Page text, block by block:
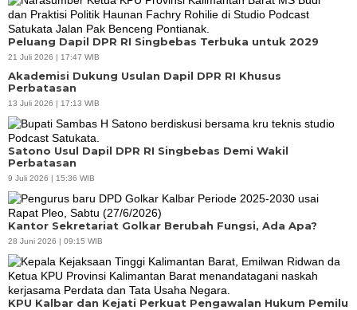
Peluang Dapil DPR RI Singbebas Terbuka untuk 2029
21 Juli 2026 | 17:47 WIB
Akademisi Dukung Usulan Dapil DPR RI Khusus
Perbatasan
13 Juli 2026 | 17:13 WIB
Satono Usul Dapil DPR RI Singbebas Demi Wakil
Perbatasan
9 Juli 2026 | 15:36 WIB
Kantor Sekretariat Golkar Berubah Fungsi, Ada Apa?
28 Juni 2026 | 09:15 WIB
KPU Kalbar dan Kejati Perkuat Pengawalan Hukum Pemilu